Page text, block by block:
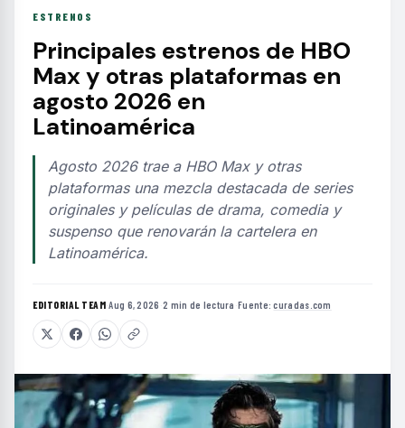
ESTRENOS
Principales estrenos de HBO
Max y otras plataformas en
agosto 2026 en
Latinoamérica
Agosto 2026 trae a HBO Max y otras
plataformas una mezcla destacada de series
originales y películas de drama, comedia y
suspenso que renovarán la cartelera en
Latinoamérica.
EDITORIAL TEAM·Aug 6, 2026 ·2 min de lectura ·Fuente:curadas.com